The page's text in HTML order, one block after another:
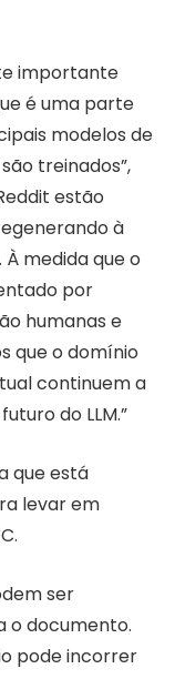
importante
é uma parte
modelos de
treinados”,
estão
à
medida que o
por
humanas e
que o domínio
continuem a
do LLM.”
que está
levar em
ser
o documento.
pode incorrer